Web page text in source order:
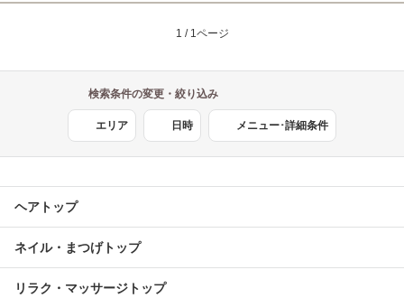
1 / 1ページ
検索条件の変更・絞り込み
エリア 日時 メニュー･詳細条件
ヘアトップ
ネイル・まつげトップ
リラク・マッサージトップ